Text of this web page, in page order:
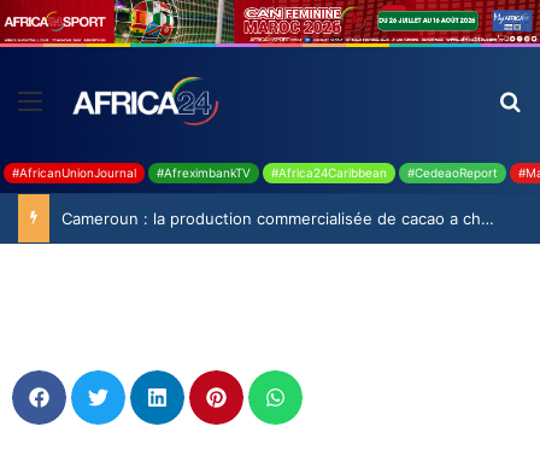
#AfricanUnionJournal #AfreximbankTV #Africa24Caribbean #CedeaoReport
Cameroun : la production commercialisée de cacao a chuté de 19,9% durant la saison 2025-2026